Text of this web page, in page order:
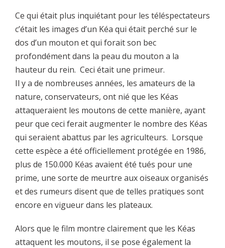
Ce qui était plus inquiétant pour les téléspectateurs
c’était les images d’un Kéa qui était perché sur le
dos d’un mouton et qui forait son bec
profondément dans la peau du mouton a la
hauteur du rein. Ceci était une primeur.
Il y a de nombreuses années, les amateurs de la
nature, conservateurs, ont nié que les Kéas
attaqueraient les moutons de cette manière, ayant
peur que ceci ferait augmenter le nombre des Kéas
qui seraient abattus par les agriculteurs. Lorsque
cette espèce a été officiellement protégée en 1986,
plus de 150.000 Kéas avaient été tués pour une
prime, une sorte de meurtre aux oiseaux organisés
et des rumeurs disent que de telles pratiques sont
encore en vigueur dans les plateaux.
Alors que le film montre clairement que les Kéas
attaquent les moutons, il se pose également la